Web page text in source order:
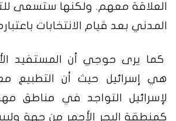
العلاقة معهم. ولكنها ستسعى
المدني بعد قيام الانتخابات
كما يرى حوجي أن المستفيد
هي إسرائيل حيث أن التطبيع
لإسرائيل التواجد في مناطق
كمنطقة البحر الأحمر من جهة